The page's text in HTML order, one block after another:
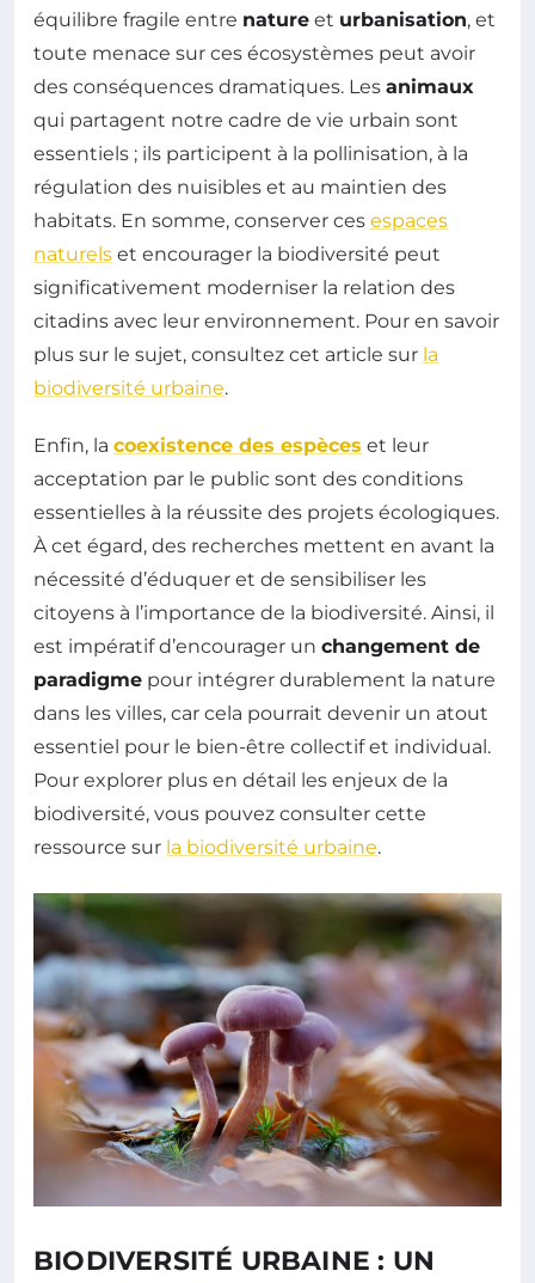
équilibre fragile entre nature et urbanisation, et
toute menace sur ces écosystèmes peut avoir
des conséquences dramatiques. Les animaux
qui partagent notre cadre de vie urbain sont
essentiels ; ils participent à la pollinisation, à la
régulation des nuisibles et au maintien des
habitats. En somme, conserver ces espaces
naturels et encourager la biodiversité peut
significativement moderniser la relation des
citadins avec leur environnement. Pour en savoir
plus sur le sujet, consultez cet article sur la
biodiversité urbaine.
Enfin, la coexistence des espèces et leur
acceptation par le public sont des conditions
essentielles à la réussite des projets écologiques.
À cet égard, des recherches mettent en avant la
nécessité d’éduquer et de sensibiliser les
citoyens à l’importance de la biodiversité. Ainsi, il
est impératif d’encourager un changement de
paradigme pour intégrer durablement la nature
dans les villes, car cela pourrait devenir un atout
essentiel pour le bien-être collectif et individual.
Pour explorer plus en détail les enjeux de la
biodiversité, vous pouvez consulter cette
ressource sur la biodiversité urbaine.
BIODIVERSITÉ URBAINE : UN